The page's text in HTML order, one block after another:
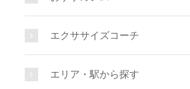
エクササイズコーチ
エリア・駅から探す